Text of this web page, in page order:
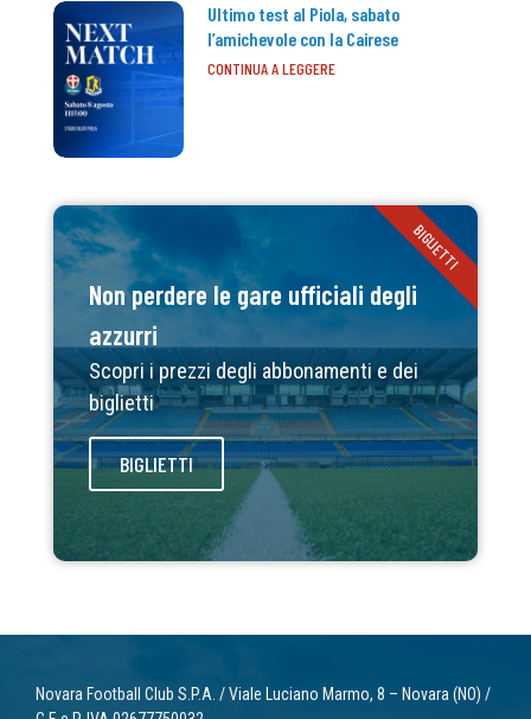
Ultimo test al Piola, sabato
l’amichevole con la Cairese
CONTINUA A LEGGERE
Non perdere le gare ufficiali degli
azzurri
Scopri i prezzi degli abbonamenti e dei
biglietti
BIGLIETTI
BIGLIETTI
Novara Football Club S.P.A. / Viale Luciano Marmo, 8 – Novara (NO) /